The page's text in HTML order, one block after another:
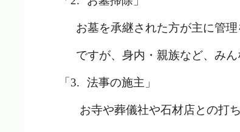
お墓を承継された方が主に管
ですが、身内・親族など、み
「3. 法事の施主」
お寺や葬儀社や石材店との打